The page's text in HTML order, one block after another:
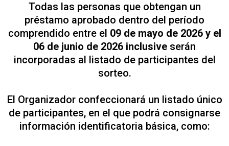
Todas las personas que obtengan un
préstamo aprobado dentro del período
comprendido entre el 09 de mayo de 2026 y el
06 de junio de 2026 inclusive serán
incorporadas al listado de participantes del
sorteo.
El Organizador confeccionará un listado único
de participantes, en el que podrá consignarse
información identificatoria básica, como: